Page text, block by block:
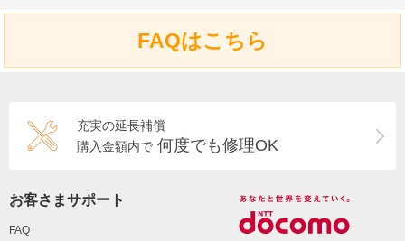
FAQはこちら
充実の延長補償
購入金額内で 何度でも修理OK
お客さまサポート
FAQ